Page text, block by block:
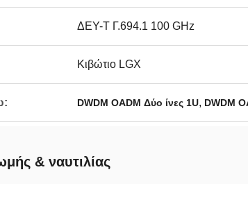
ΔΕΥ-Τ Γ.694.1 100 GHz
Κιβώτιο LGX
DWDM OADM Δύο ίνες 1U, DWDM
& ναυτιλίας